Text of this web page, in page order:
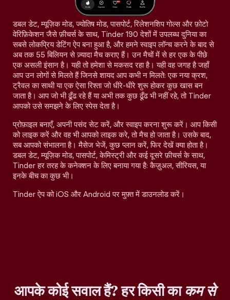
डबल डेट, म्यूज़िक मोड, ज्योतिष मोड, पासपोर्ट, रिलेशनशिप गोल्स और फ़ोटो
वेरिफ़िकेशन जैसे फ़ीचर्स के साथ, Tinder 190 देशों में उपलब्ध दुनिया का
सबसे लोकप्रिय डेटिंग ऐप बना हुआ है, और हमने स्वाइप लॉन्च करने के बाद से
अब तक 55 बिलियन से ज़्यादा मैच कराए हैं। उन मैचों में से हर एक के पीछे
एक असली इंसान है। यही तो हमेशा से मकसद रहा है। यही वह जगह है जहाँ
आप उन लोगों से मिलते हैं जिनसे शायद आप कभी न मिलते: एक नया क्रश,
ट्रैवल का साथी या एक ऐसा रिश्ता जो धीरे-धीरे शुरू होकर कुछ खास बन
जाता है। आप जो भी ढूँढ रहे हैं या अभी तक कुछ ढूँढ भी नहीं रहे, तो Tinder
आपको उसे समझने के लिए स्पेस देता है।
प्रोफ़ाइल बनाएँ, अपनी पसंद सेट करें, और स्वाइप करना शुरू करें। आप किसी
को लाइक करें और वह भी आपको लाइक करे, तो मैच हो जाता है। उसके बाद,
सब आपको संभालना है। मैसेज भेजें, कुछ प्लान करें, फिर देखें क्या होता है।
डबल डेट, म्यूज़िक मोड, पासपोर्ट, केमिस्ट्री और कई दूसरे फ़ीचर्स के साथ,
Tinder हर तरह के कनेक्शन के लिए बनाया गया है: कैज़ुअल, सीरियस, या
इनके बीच का कुछ भी।
Tinder ऐप को iOS और Android पर मुफ़्त में डाउनलोड करें।
आपके कोई सवाल हैं? हर किसी काकम से